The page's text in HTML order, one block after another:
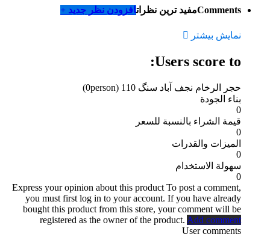
Commentsمفید ترین نظراتافزودن نظر جدید +
نمایش بیشتر
Users score to:
حجر الرخام نجف آباد سنگ 110
(0person)
بناء الجودة
0
قيمة الشراء بالنسبة للسعر
0
الميزات والقدرات
0
سهولة الاستخدام
0
Express your opinion about this product To post a comment,
you must first log in to your account. If you have already
bought this product from this store, your comment will be
registered as the owner of the product. Add comment
User comments